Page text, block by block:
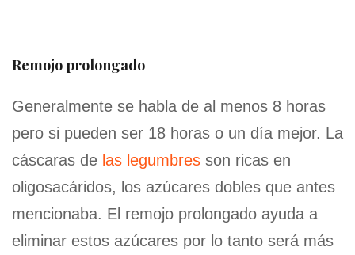
Remojo prolongado
Generalmente se habla de al menos 8 horas
pero si pueden ser 18 horas o un día mejor. La
cáscaras de las legumbres son ricas en
oligosacáridos, los azúcares dobles que antes
mencionaba. El remojo prolongado ayuda a
eliminar estos azúcares por lo tanto será más